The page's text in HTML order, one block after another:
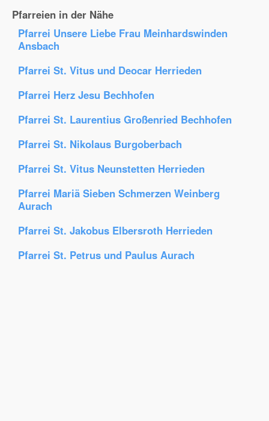
Pfarreien in der Nähe
Pfarrei Unsere Liebe Frau Meinhardswinden
Ansbach
Pfarrei St. Vitus und Deocar Herrieden
Pfarrei Herz Jesu Bechhofen
Pfarrei St. Laurentius Großenried Bechhofen
Pfarrei St. Nikolaus Burgoberbach
Pfarrei St. Vitus Neunstetten Herrieden
Pfarrei Mariä Sieben Schmerzen Weinberg
Aurach
Pfarrei St. Jakobus Elbersroth Herrieden
Pfarrei St. Petrus und Paulus Aurach